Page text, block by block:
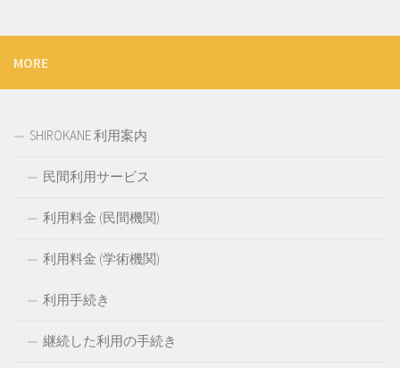
MORE
SHIROKANE 利用案内
民間利用サービス
利用料金 (民間機関)
利用料金 (学術機関)
利用手続き
継続した利用の手続き